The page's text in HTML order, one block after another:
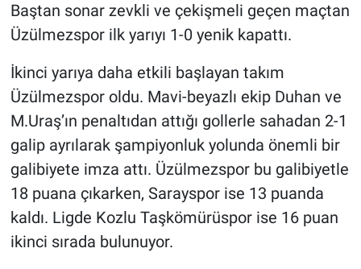
Baştan sonar zevkli ve çekişmeli geçen maçtan
Üzülmezspor ilk yarıyı 1-0 yenik kapattı.
İkinci yarıya daha etkili başlayan takım
Üzülmezspor oldu. Mavi-beyazlı ekip Duhan ve
M.Uraş’ın penaltıdan attığı gollerle sahadan 2-1
galip ayrılarak şampiyonluk yolunda önemli bir
galibiyete imza attı. Üzülmezspor bu galibiyetle
18 puana çıkarken, Sarayspor ise 13 puanda
kaldı. Ligde Kozlu Taşkömürüspor ise 16 puan
ikinci sırada bulunuyor.